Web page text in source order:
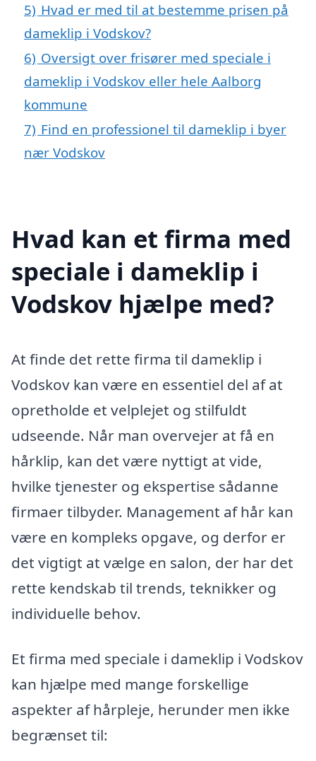
5) Hvad er med til at bestemme prisen på
dameklip i Vodskov?
6) Oversigt over frisører med speciale i
dameklip i Vodskov eller hele Aalborg
kommune
7) Find en professionel til dameklip i byer
nær Vodskov
Hvad kan et firma med
speciale i dameklip i
Vodskov hjælpe med?
At finde det rette firma til dameklip i
Vodskov kan være en essentiel del af at
opretholde et velplejet og stilfuldt
udseende. Når man overvejer at få en
hårklip, kan det være nyttigt at vide,
hvilke tjenester og ekspertise sådanne
firmaer tilbyder. Management af hår kan
være en kompleks opgave, og derfor er
det vigtigt at vælge en salon, der har det
rette kendskab til trends, teknikker og
individuelle behov.
Et firma med speciale i dameklip i Vodskov
kan hjælpe med mange forskellige
aspekter af hårpleje, herunder men ikke
begrænset til: